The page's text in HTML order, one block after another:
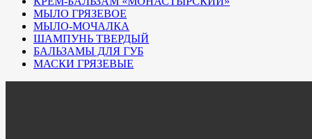
МЫЛО ГРЯЗЕВОЕ
МЫЛО-МОЧАЛКА
ШАМПУНЬ ТВЕРДЫЙ
БАЛЬЗАМЫ ДЛЯ ГУБ
МАСКИ ГРЯЗЕВЫЕ